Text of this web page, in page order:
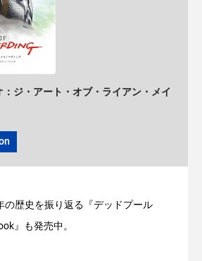
ジ・アート・オブ・ライアン・メイ
の歴史を振り返る『デッドプール
』も発売中。